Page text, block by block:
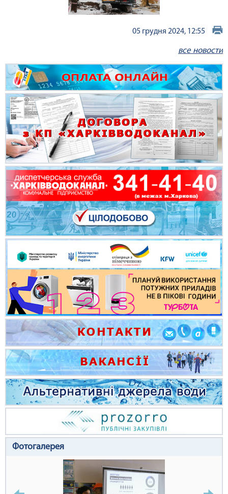
05 грудня 2024, 12:55
все новости
Фотогалерея